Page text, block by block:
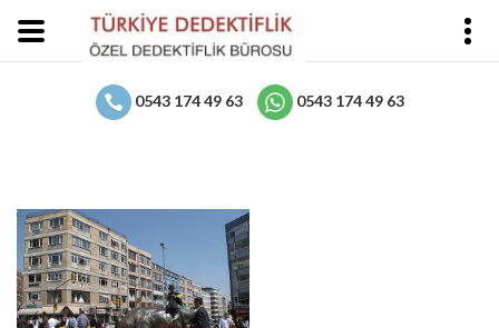
0543 174 49 63 0543 174 49 63